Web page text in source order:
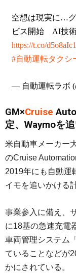
空想は現実に…
ビス開始 AI技術
https://t.co/
#自動運転タクシ
— 自動運転ラボ
GM×Cruise
定、Waymoを
米自動車メーカー
のCruise
2019年にも自動運
イモを追いかける
事業参入に備え、
に18基の急速充電
車両管理システム
ていることなどが
かにされている。